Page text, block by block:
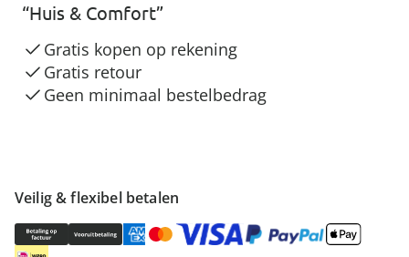
Veilig & flexibel betalen
“Huis & Comfort”
Gratis kopen op rekening
Gratis retour
Geen minimaal bestelbedrag